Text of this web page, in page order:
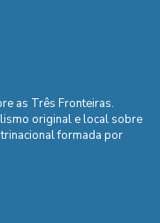
as Três Fronteiras.
original e local sobre
formada por